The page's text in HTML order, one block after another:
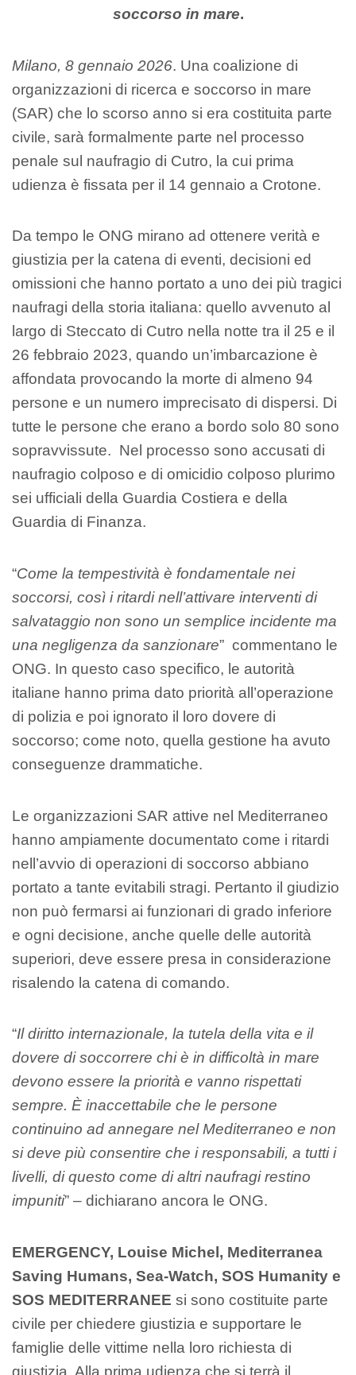
soccorso in mare.
Milano, 8 gennaio 2026. Una coalizione di
organizzazioni di ricerca e soccorso in mare
(SAR) che lo scorso anno si era costituita parte
civile, sarà formalmente parte nel processo
penale sul naufragio di Cutro, la cui prima
udienza è fissata per il 14 gennaio a Crotone.
Da tempo le ONG mirano ad ottenere verità e
giustizia per la catena di eventi, decisioni ed
omissioni che hanno portato a uno dei più tragici
naufragi della storia italiana: quello avvenuto al
largo di Steccato di Cutro nella notte tra il 25 e il
26 febbraio 2023, quando un’imbarcazione è
affondata provocando la morte di almeno 94
persone e un numero imprecisato di dispersi. Di
tutte le persone che erano a bordo solo 80 sono
sopravvissute. Nel processo sono accusati di
naufragio colposo e di omicidio colposo plurimo
sei ufficiali della Guardia Costiera e della
Guardia di Finanza.
“Come la tempestività è fondamentale nei
soccorsi, così i ritardi nell’attivare interventi di
salvataggio non sono un semplice incidente ma
una negligenza da sanzionare” commentano le
ONG. In questo caso specifico, le autorità
italiane hanno prima dato priorità all’operazione
di polizia e poi ignorato il loro dovere di
soccorso; come noto, quella gestione ha avuto
conseguenze drammatiche.
Le organizzazioni SAR attive nel Mediterraneo
hanno ampiamente documentato come i ritardi
nell’avvio di operazioni di soccorso abbiano
portato a tante evitabili stragi. Pertanto il giudizio
non può fermarsi ai funzionari di grado inferiore
e ogni decisione, anche quelle delle autorità
superiori, deve essere presa in considerazione
risalendo la catena di comando.
“Il diritto internazionale, la tutela della vita e il
dovere di soccorrere chi è in difficoltà in mare
devono essere la priorità e vanno rispettati
sempre. È inaccettabile che le persone
continuino ad annegare nel Mediterraneo e non
si deve più consentire che i responsabili, a tutti i
livelli, di questo come di altri naufragi restino
impuniti” – dichiarano ancora le ONG.
EMERGENCY, Louise Michel, Mediterranea
Saving Humans, Sea-Watch, SOS Humanity e
SOS MEDITERRANEE si sono costituite parte
civile per chiedere giustizia e supportare le
famiglie delle vittime nella loro richiesta di
giustizia. Alla prima udienza che si terrà il